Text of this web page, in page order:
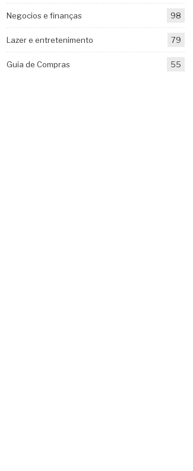
Negocios e finanças 98
Lazer e entretenimento 79
Guia de Compras 55